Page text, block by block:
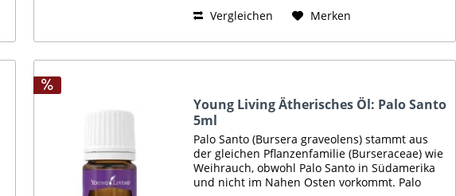
Vergleichen Merken
Young Living Ätherisches Öl: Palo Santo
5ml
Palo Santo (Bursera graveolens) stammt aus
der gleichen Pflanzenfamilie (Burseraceae) wie
Weihrauch, obwohl Palo Santo in Südamerika
und nicht im Nahen Osten vorkommt. Palo